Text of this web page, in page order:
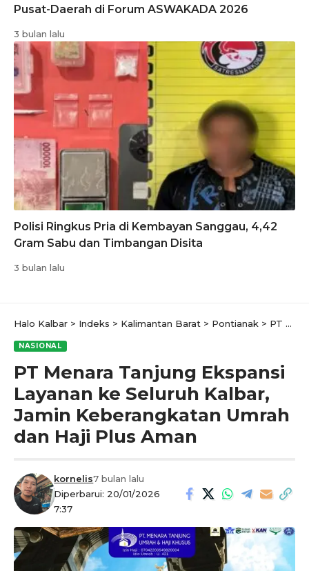
Pusat-Daerah di Forum ASWAKADA 2026
3 bulan lalu
Polisi Ringkus Pria di Kembayan Sanggau, 4,42
Gram Sabu dan Timbangan Disita
3 bulan lalu
Halo Kalbar > Indeks > Kalimantan Barat > Pontianak > PT Menara Tanjung Ekspansi Layanan ke Seluruh Kalbar, Jamin Keberangkatan Umrah dan Haji Plus Aman
NASIONAL
PT Menara Tanjung Ekspansi
Layanan ke Seluruh Kalbar,
Jamin Keberangkatan Umrah
dan Haji Plus Aman
Diperbarui: 20/01/2026
7:37
kornelis7 bulan lalu